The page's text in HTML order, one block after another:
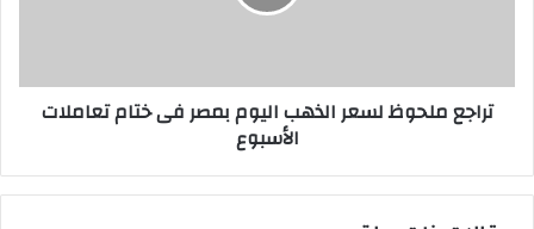
تراجع ملحوظ لسعر الذهب اليوم بمصر فى ختام تعاملات
الأسبوع